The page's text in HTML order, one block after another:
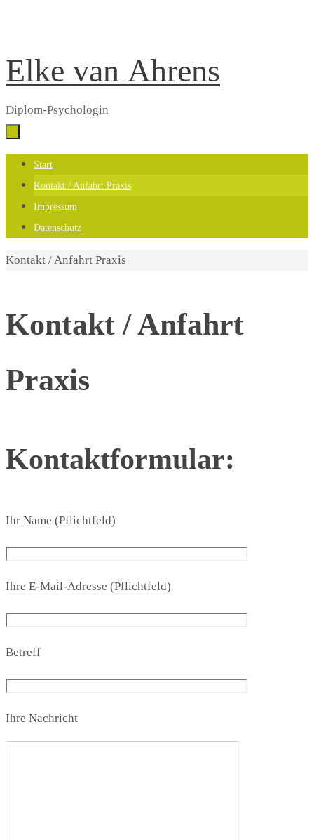
Inhalt
Elke van Ahrens
Diplom-Psychologin
Zum
Inhalt
springen
Start
Kontakt / Anfahrt Praxis
Impressum
Datenschutz
Start
Kontakt / Anfahrt Praxis
Kontakt / Anfahrt
Praxis
Kontaktformular:
Ihr Name (Pflichtfeld)
Ihre E-Mail-Adresse (Pflichtfeld)
Betreff
Ihre Nachricht